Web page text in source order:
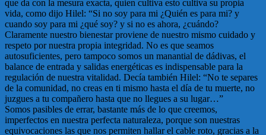
que da con la mesura exacta, quien cultiva esto cultiva su propia
vida, como dijo Hilel: “Si no soy para mi ¿Quién es para mi? y
cuando soy para mi ¿qué soy? y si no es ahora, ¿cuándo?
Claramente nuestro bienestar proviene de nuestro mismo cuidado y
respeto por nuestra propia integridad. No es que seamos
autosuficientes, pero tampoco somos un manantial de dádivas, el
balance de entrada y salidas energéticas es indispensable para la
regulación de nuestra vitalidad. Decía también Hilel: “No te separes
de la comunidad, no creas en ti mismo hasta el día de tu muerte, no
juzgues a tu compañero hasta que no llegues a su lugar…”
Somos pasibles de errar, bastante más de lo que creemos,
imperfectos en nuestra perfecta naturaleza, porque son nuestras
equivocaciones las que nos permiten hallar el cable roto, gracias a la